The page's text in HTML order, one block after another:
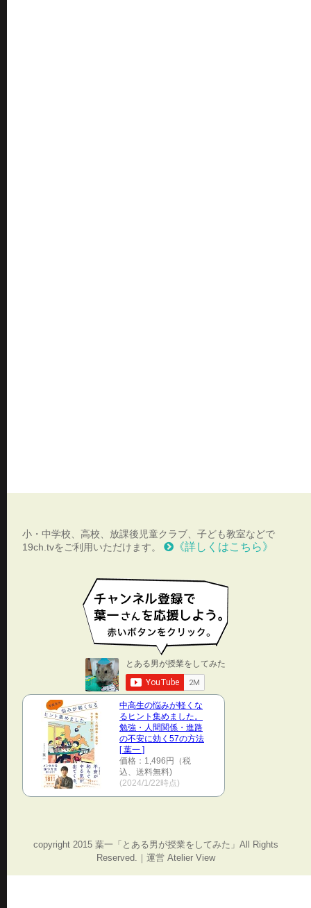
小・中学校、高校、放課後児童クラブ、子ども教室などで
19ch.tvをご利用いただけます。
《詳しくはこちら》
中高生の悩みが軽くな
るヒント集めました。
勉強・人間関係・進路
の不安に効く57の方法
[ 葉一 ]
価格：1,496円（税
込、送料無料)
(2024/1/22時点)
copyright 2015 葉一「とある男が授業をしてみた」All Rights
Reserved.｜運営 Atelier View